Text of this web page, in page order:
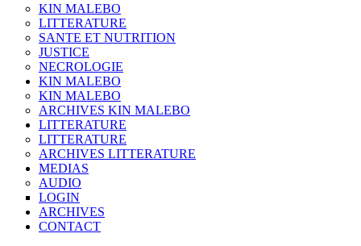
KIN MALEBO
LITTERATURE
SANTE ET NUTRITION
JUSTICE
NECROLOGIE
KIN MALEBO
KIN MALEBO
ARCHIVES KIN MALEBO
LITTERATURE
LITTERATURE
ARCHIVES LITTERATURE
MEDIAS
AUDIO
LOGIN
ARCHIVES
CONTACT